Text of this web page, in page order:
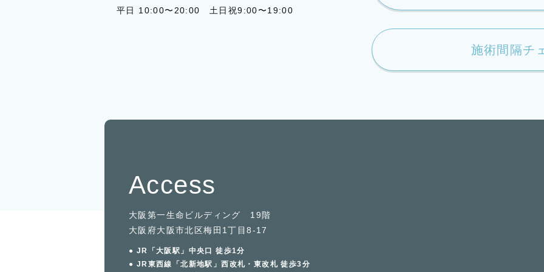
平日 10:00〜20:00 土日祝9:00〜19:00
施術間隔チ
Access
大阪第一生命ビルディング 19階
大阪府大阪市北区梅田1丁目8-17
● JR「大阪駅」中央口 徒歩1分
● JR東西線「北新地駅」西改札・東改札 徒歩3分